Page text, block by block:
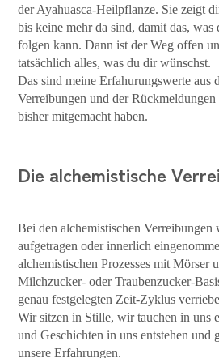
der Ayahuasca-Heilpflanze. Sie zeigt
bis keine mehr da sind, damit das,
folgen kann. Dann ist der Weg offen
tatsächlich alles, was du dir wünschst.
Das sind meine Erfahurungswerte aus
Verreibungen und der
bisher mitgemacht haben.
Die alchemistische
Bei den alchemistischen
aufgetragen oder innerlich
alchemistischen Prozesses mit Mörser
Milchzucker- oder Traubenzucker-
genau festgelegten Zeit-Zyklus
Wir sitzen in Stille, wir tauchen in uns
und Geschichten in uns entstehen und
unsere Erfahrungen.